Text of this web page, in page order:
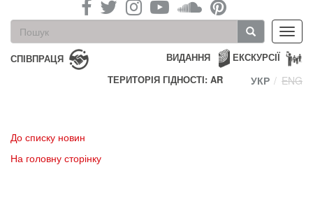
Пошукова
форма
Пошук
СПІВПРАЦЯ ЕКСКУРСІЇ
ВИДАННЯ
ТЕРИТОРІЯ ГІДНОСТІ: AR
УКР ENG
До списку новин
На головну сторінку